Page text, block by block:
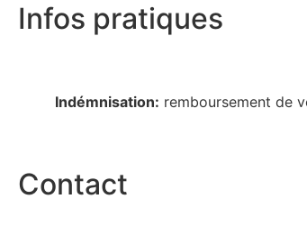
Infos pratiques
Indémnisation: remboursement de
Contact